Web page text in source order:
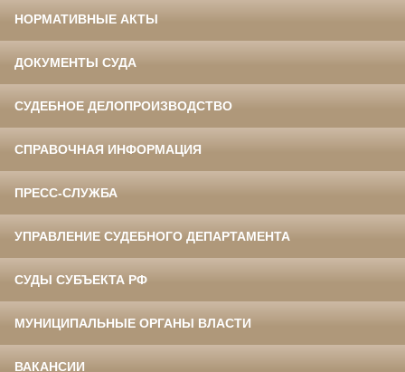
НОРМАТИВНЫЕ АКТЫ
ДОКУМЕНТЫ СУДА
СУДЕБНОЕ ДЕЛОПРОИЗВОДСТВО
СПРАВОЧНАЯ ИНФОРМАЦИЯ
ПРЕСС-СЛУЖБА
УПРАВЛЕНИЕ СУДЕБНОГО ДЕПАРТАМЕНТА
СУДЫ СУБЪЕКТА РФ
МУНИЦИПАЛЬНЫЕ ОРГАНЫ ВЛАСТИ
ВАКАНСИИ